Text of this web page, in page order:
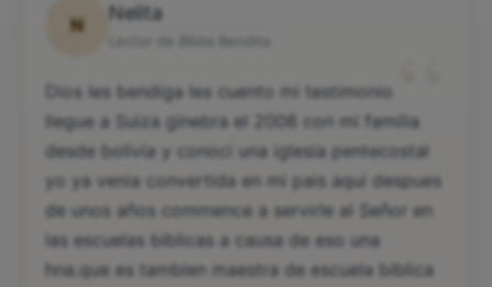
N
Nelita
“
Dios les bendiga les cuento mi testimonio
llegue a Suiza ginebra el 2006 con mi familia
desde bolivia y conoci una iglesia pentecostal
yo ya venia convertida en mi pais aqui despues
de unos años commence a servirle al Señor en
las escuelas biblicas a causa de eso una
hna.que es tambien maestra de escuela biblica